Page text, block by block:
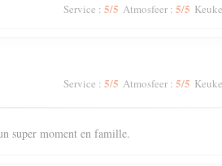
Service : 5/5 Atmosfeer : 5/5
Service : 5/5 Atmosfeer : 5/5
super moment en famille.